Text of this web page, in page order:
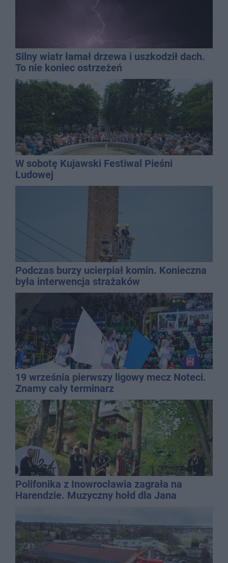
Silny wiatr łamał drzewa i uszkodził dach.
To nie koniec ostrzeżeń
W sobotę Kujawski Festiwal Pieśni
Ludowej
Podczas burzy ucierpiał komin. Konieczna
była interwencja strażaków
19 września pierwszy ligowy mecz Noteci.
Znamy cały terminarz
Polifonika z Inowrocławia zagrała na
Harendzie. Muzyczny hołd dla Jana